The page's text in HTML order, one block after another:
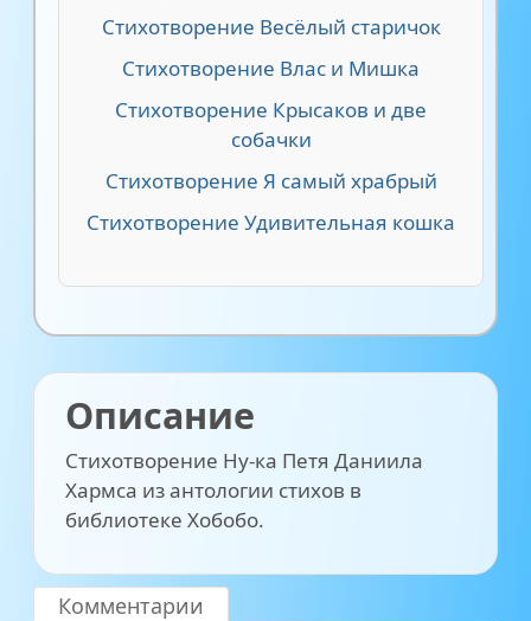
Стихотворение Весёлый старичок
Стихотворение Влас и Мишка
Стихотворение Крысаков и две
собачки
Стихотворение Я самый храбрый
Стихотворение Удивительная кошка
Описание
Стихотворение Ну-ка Петя Даниила
Хармса из антологии стихов в
библиотеке Хобобо.
Комментарии